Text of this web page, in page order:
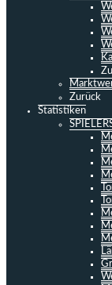
Zurück
Statistiken